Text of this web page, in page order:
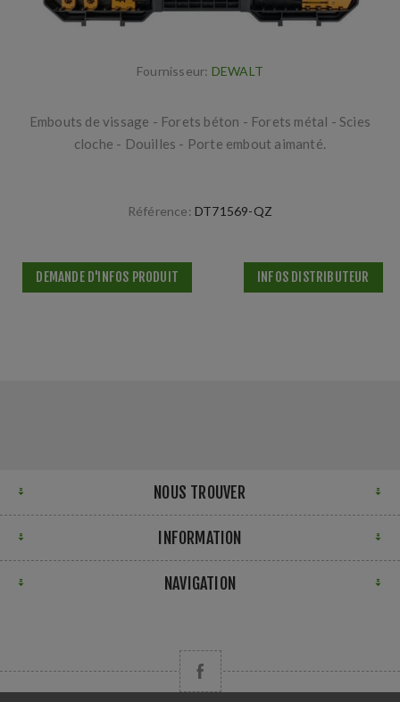
Fournisseur: DEWALT
Embouts de vissage - Forets béton - Forets métal - Scies
cloche - Douilles - Porte embout aimanté.
Référence: DT71569-QZ
DEMANDE D'INFOS PRODUIT INFOS DISTRIBUTEUR
NOUS TROUVER
INFORMATION
NAVIGATION